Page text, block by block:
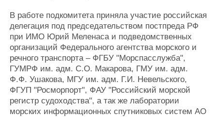
Журнал
Реклама
Конференции
Выставки и семинары
Личности
Словарь
Флот
Галерея флота
Форум
Отзывы
Все службы
В работе подкомитета приняла участие российская
делегация под председательством постпреда РФ
при ИМО Юрий Меленаса и подведомственных
организаций Федерального агентства морского и
речного транспорта – ФГБУ "Морспасслужба",
ГУМРФ им. адм. С.О. Макарова, ГМУ им. адм.
Ф.Ф. Ушакова, МГУ им. адм. Г.И. Невельского,
ФГУП "Росморпорт", ФАУ "Российский морской
регистр судоходства", а так же лаборатории
морских информационных спутниковых систем АО